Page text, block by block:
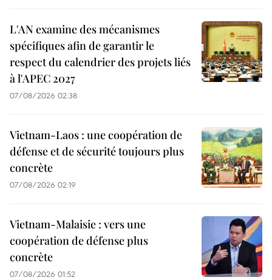
L'AN examine des mécanismes
spécifiques afin de garantir le
respect du calendrier des projets liés
à l'APEC 2027
07/08/2026 02:38
Vietnam-Laos : une coopération de
défense et de sécurité toujours plus
concrète
07/08/2026 02:19
Vietnam-Malaisie : vers une
coopération de défense plus
concrète
07/08/2026 01:52